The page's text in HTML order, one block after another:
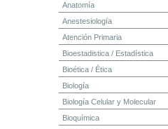
Anatomía
Anestesiología
Atención Primaria
Bioestadistica / Estadística
Bioética / Ética
Biología
Biología Celular y Molecular
Bioquímica